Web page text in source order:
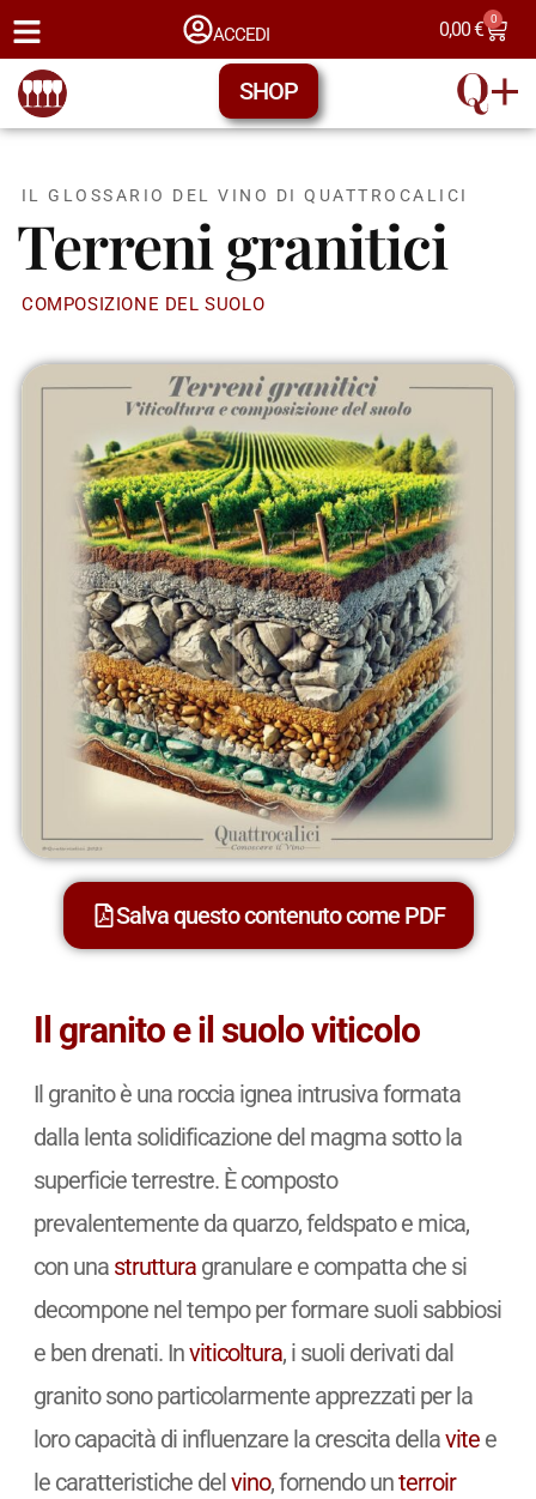
ACCEDI 0,00€ 0
SHOP
IL GLOSSARIO DEL VINO DI QUATTROCALICI
Terreni granitici
COMPOSIZIONE DEL SUOLO
Salva questo contenuto come PDF
Il granito e il suolo viticolo
Il granito è una roccia ignea intrusiva formata
dalla lenta solidificazione del magma sotto la
superficie terrestre. È composto
prevalentemente da quarzo, feldspato e mica,
con una strutturagranulare e compatta che si
decompone nel tempo per formare suoli sabbiosi
e ben drenati. Inviticoltura, i suoli derivati dal
granito sono particolarmente apprezzati per la
loro capacità di influenzare la crescita dellavitee
le caratteristiche del vino, fornendo unterroir